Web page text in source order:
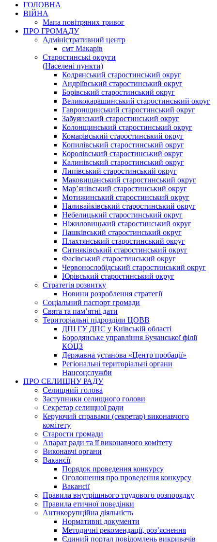
ГОЛОВНА
ВІЙНА
Мапа повітряних тривог
ПРО ГРОМАДУ
Aдміністративний центр
смт Макарів
Старостинські округи
(Населені пункти)
Кодрянський старостинський округ
Андріївський старостинський округ
Борівський старостинський округ
Великокарашинський старостинський округ
Гавронщинський старостинський округ
Забуянський старостинський округ
Колонщинський старостинський округ
Комарівський старостинський округ
Копилівський старостинський округ
Королівський старостинський округ
Калинівський старостинський округ
Липівський старостинський округ
Маковищанський старостинський округ
Мар’янівський старостинський округ
Мотижинський старостинський округ
Наливайківський старостинський округ
Небелицький старостинський округ
Ніжиловицький старостинський округ
Пашківський старостинський округ
Плахтянський старостинський округ
Ситняківський старостинський округ
Фасівський старостинський округ
Червонослобідський старостинський округ
Юрівський старостинський округ
Стратегія розвитку
Новини розроблення стратегії
Соціальний паспорт громади
Свята та пам’ятні дати
Територіальні підрозділи ЦОВВ
ДПІ ГУ ДПС у Київській області
Бородянське управління Бучанської філії
КОЦЗ
Державна установа «Центр пробації»
Регіональні територіальні органи
Нацсоцслужби
ПРО СЕЛИЩНУ РАДУ
Селищний голова
Заступники селищного голови
Секретар селищної ради
Керуючий справами (секретар) виконавчого
комітету
Старости громади
Апарат ради та її виконавчого комітету
Виконавчі органи
Вакансії
Порядок проведення конкурсу
Оголошення про проведення конкурсу
Вакансії
Правила внутрішнього трудового розпорядку
Правила етичної поведінки
Антикорупційна діяльність
Нормативні документи
Методичні рекомендації, роз’яснення
Єдиний портал повідомлень викривачів